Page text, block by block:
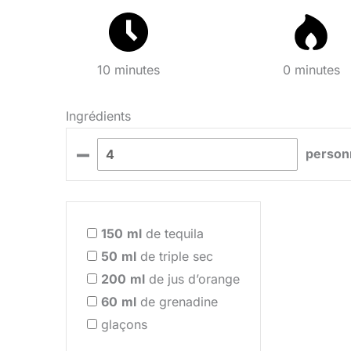
10 minutes 0 minutes
Ingrédients
–
150 ml de tequila
50 ml de triple sec
200 ml de jus d’orange
60 ml de grenadine
glaçons